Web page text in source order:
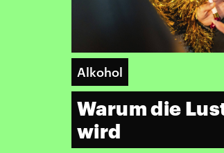
Alkohol
Warum die
wird